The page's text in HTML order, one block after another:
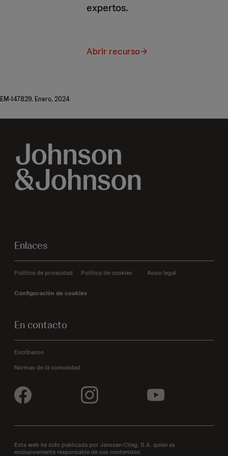
expertos.
Abrir recurso
EM-147829. Enero, 2024
Enlaces
Política de privacidad Política de cookies Aviso legal
Configuración de cookies
En contacto
Escríbenos
Normas de la comunidad
Esta web ha sido publicada por Janssen-Cilag, S.A. quien es
exclusivamente responsable de sus contenidos.